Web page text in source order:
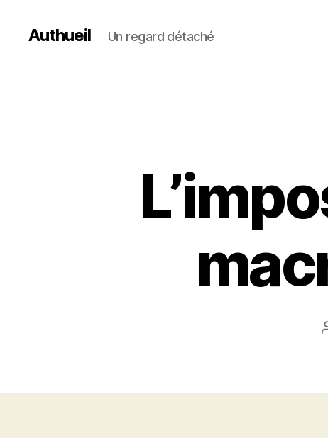
Authueil Un regard détaché